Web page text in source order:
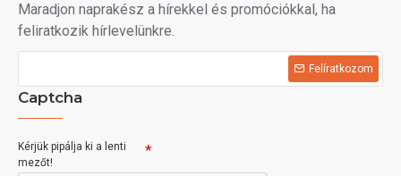
Maradjon naprakész a hírekkel és promóciókkal, ha
feliratkozik hírlevelünkre.
Felíratkozom
Captcha
Kérjük pipálja ki a lenti
mezőt!